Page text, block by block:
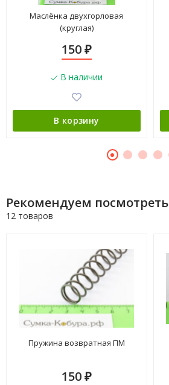
Маслёнка двухгорловая
(круглая)
150 ₽
В наличии
В корзину
Рекомендуем посмотреть
12 товаров
Пружина возвратная ПМ
150 ₽